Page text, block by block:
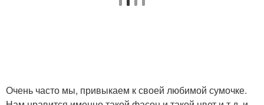
Очень часто мы, привыкаем к своей любимой сумочке.